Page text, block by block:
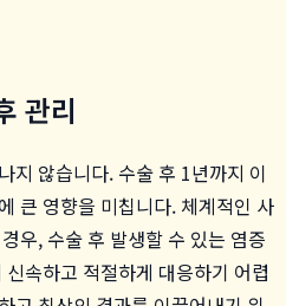
관리
지 않습니다. 수술 후 1년까지 이
큰 영향을 미칩니다. 체계적인 사
우, 수술 후 발생할 수 있는 염증
속하고 적절하게 대응하기 어렵